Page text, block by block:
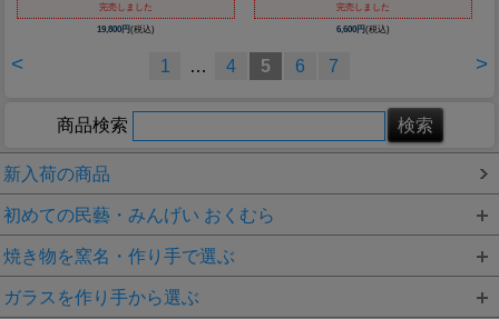
完売しました
19,800円(税込)
完売しました
6,600円(税込)
< >
1 … 4 5 6 7
商品検索
新入荷の商品
初めての民藝・みんげい おくむら
焼き物を窯名・作り手で選ぶ
ガラスを作り手から選ぶ